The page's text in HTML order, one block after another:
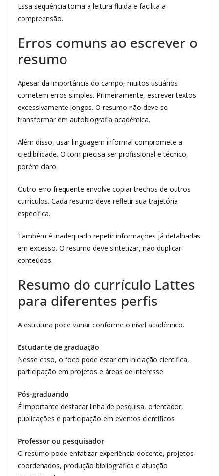
Essa sequência torna a leitura fluida e facilita a
compreensão.
Erros comuns ao escrever o
resumo
Apesar da importância do campo, muitos usuários
cometem erros simples. Primeiramente, escrever textos
excessivamente longos. O resumo não deve se
transformar em autobiografia acadêmica.
Além disso, usar linguagem informal compromete a
credibilidade. O tom precisa ser profissional e técnico,
porém claro.
Outro erro frequente envolve copiar trechos de outros
currículos. Cada resumo deve refletir sua trajetória
específica.
Também é inadequado repetir informações já detalhadas
em excesso. O resumo deve sintetizar, não duplicar
conteúdos.
Resumo do currículo Lattes
para diferentes perfis
A estrutura pode variar conforme o nível acadêmico.
Estudante de graduação
Nesse caso, o foco pode estar em iniciação científica,
participação em projetos e áreas de interesse.
Pós-graduando
É importante destacar linha de pesquisa, orientador,
publicações e participação em eventos científicos.
Professor ou pesquisador
O resumo pode enfatizar experiência docente, projetos
coordenados, produção bibliográfica e atuação